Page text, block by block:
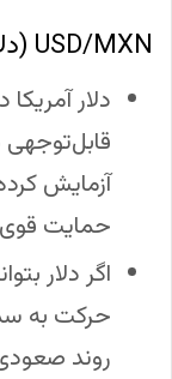
USD/MXN (دلار آمریکا / پزو مکزیک)
دلار
آزمایش
حمایت
روند